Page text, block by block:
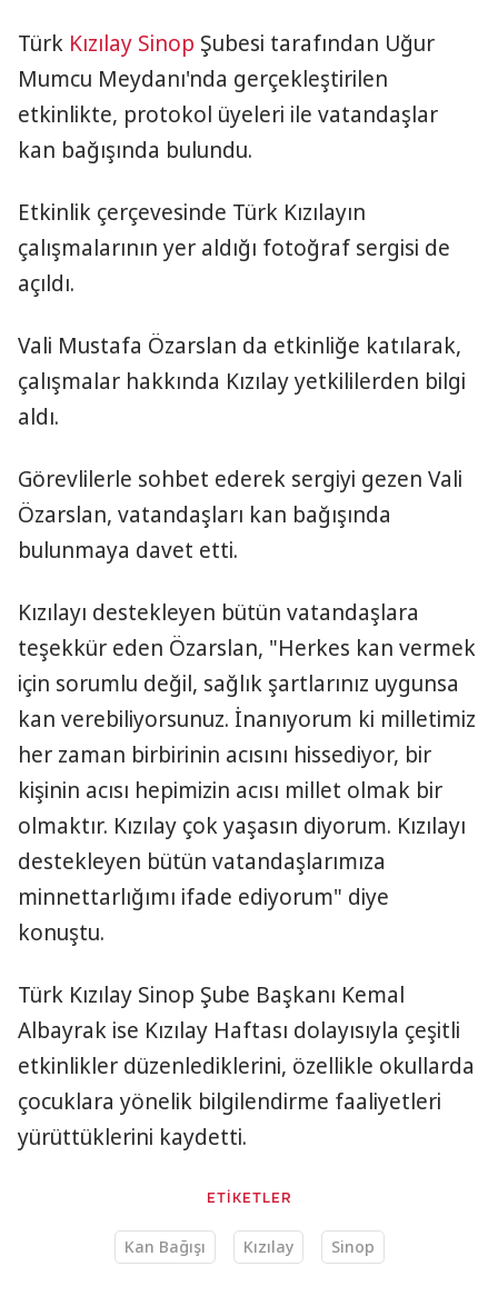
Türk Kızılay Sinop Şubesi tarafından Uğur
Mumcu Meydanı'nda gerçekleştirilen
etkinlikte, protokol üyeleri ile vatandaşlar
kan bağışında bulundu.
Etkinlik çerçevesinde Türk Kızılayın
çalışmalarının yer aldığı fotoğraf sergisi de
açıldı.
Vali Mustafa Özarslan da etkinliğe katılarak,
çalışmalar hakkında Kızılay yetkililerden bilgi
aldı.
Görevlilerle sohbet ederek sergiyi gezen Vali
Özarslan, vatandaşları kan bağışında
bulunmaya davet etti.
Kızılayı destekleyen bütün vatandaşlara
teşekkür eden Özarslan, "Herkes kan vermek
için sorumlu değil, sağlık şartlarınız uygunsa
kan verebiliyorsunuz. İnanıyorum ki milletimiz
her zaman birbirinin acısını hissediyor, bir
kişinin acısı hepimizin acısı millet olmak bir
olmaktır. Kızılay çok yaşasın diyorum. Kızılayı
destekleyen bütün vatandaşlarımıza
minnettarlığımı ifade ediyorum" diye
konuştu.
Türk Kızılay Sinop Şube Başkanı Kemal
Albayrak ise Kızılay Haftası dolayısıyla çeşitli
etkinlikler düzenlediklerini, özellikle okullarda
çocuklara yönelik bilgilendirme faaliyetleri
yürüttüklerini kaydetti.
ETİKETLER
Kan Bağışı Kızılay Sinop